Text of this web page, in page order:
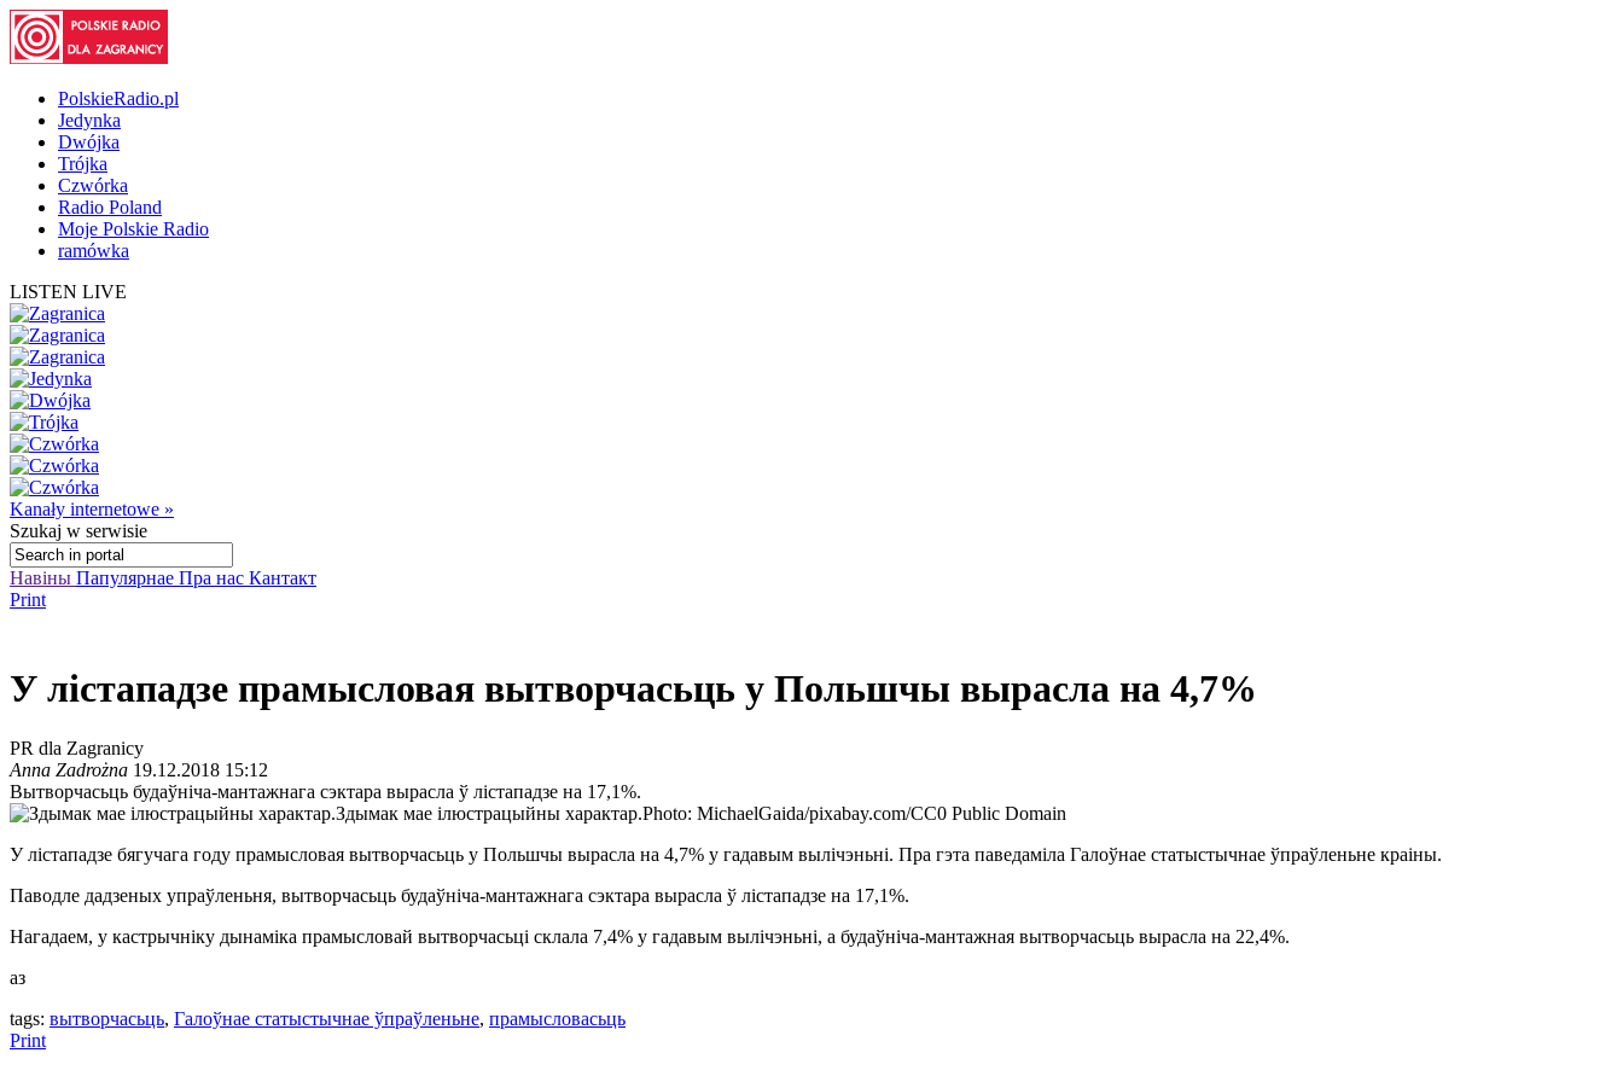
PolskieRadio.pl
Jedynka
Dwójka
Trójka
Czwórka
Radio Poland
Moje Polskie Radio
ramówka
LISTEN LIVE
Kanały internetowe »
Szukaj w serwisie
Навіны Папулярнае Пра нас Кантакт
Print
У лістападзе прамысловая вытворчасьць у Польшчы вырасла на 4,7%
PR dla Zagranicy
Anna Zadrożna 19.12.2018 15:12
Вытворчасьць будаўніча-мантажнага сэктара вырасла ў лістападзе на 17,1%.
Здымак мае ілюстрацыйны характар.Photo: MichaelGaida/pixabay.com/CC0 Public Domain
У лістападзе бягучага году прамысловая вытворчасьць у Польшчы вырасла на 4,7% у гадавым вылічэньні. Пра гэта паведаміла Галоўнае статыстычнае ўпраўленьне краіны.
Паводле дадзеных упраўленьня, вытворчасьць будаўніча-мантажнага сэктара вырасла ў лістападзе на 17,1%.
Нагадаем, у кастрычніку дынаміка прамысловай вытворчасьці склала 7,4% у гадавым вылічэньні, а будаўніча-мантажная вытворчасьць вырасла на 22,4%.
аз
tags: вытворчасьць, Галоўнае статыстычнае ўпраўленьне, прамысловасьць
Print